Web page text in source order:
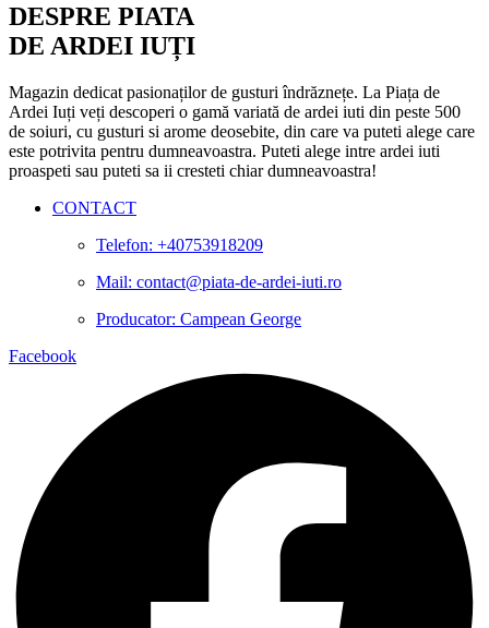
DESPRE PIATA
DE ARDEI IUȚI
Magazin dedicat pasionaților de gusturi îndrăznețe. La Piața de
Ardei Iuți veți descoperi o gamă variată de ardei iuti din peste 500
de soiuri, cu gusturi si arome deosebite, din care va puteti alege care
este potrivita pentru dumneavoastra. Puteti alege intre ardei iuti
proaspeti sau puteti sa ii cresteti chiar dumneavoastra!
CONTACT
Telefon: +40753918209
Mail: contact@piata-de-ardei-iuti.ro
Producator: Campean George
Facebook